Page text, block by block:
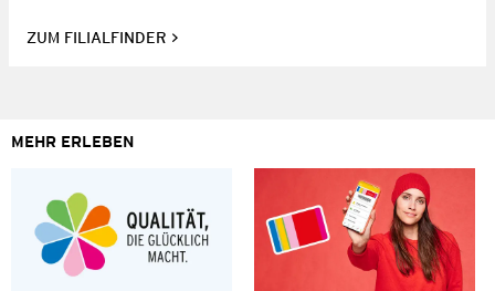
ZUM FILIALFINDER
MEHR ERLEBEN